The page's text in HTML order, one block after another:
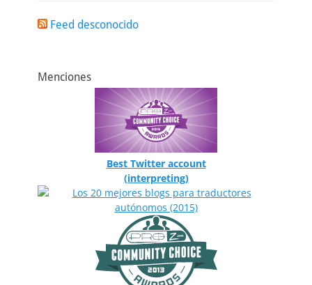
Feed desconocido
Menciones
Best Twitter account
(interpreting)